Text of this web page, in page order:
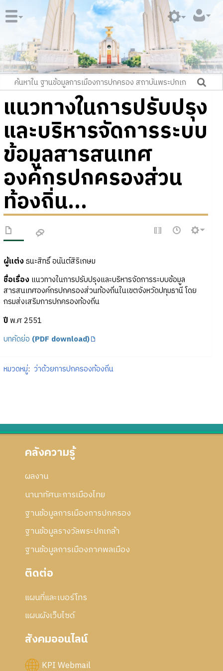
แนวทางในการปรับปรุง
และบริหารจัดการระบบ
ข้อมูลสารสนเทศ
องค์กรปกครองส่วน
ท้องถิ่น...
ผู้แต่งธนะสิทธิ์ อนันต์สิริเกษม
ชื่อเรื่องแนวทางในการปรับปรุงและบริหารจัดการระบบข้อมูล
สารสนเทศองค์กรปกครองส่วนท้องถิ่นในเขตจังหวัดปทุมธานี โดย
กรมส่งเสริมการปกครองท้องถิ่น
ปีพ.ศ 2551
บทคัดย่อ (PDF download)
หมวดหมู่: ว่าด้วยการปกครองท้องถิ่น
คลังความรู้
ผลงาน
นานาทัศนะการเมืองไทย
ฐานข้อมูลการเมืองการปกครอง
ฐานข้อมูลรางวัลพระปกเกล้า
ฐานข้อมูลการเมืองภาคพลเมือง
ติดต่อ
แผนที่และเบอร์โทร
แผนผังเว็บไซด์
สังคมออนไลน์
KPI Webmail